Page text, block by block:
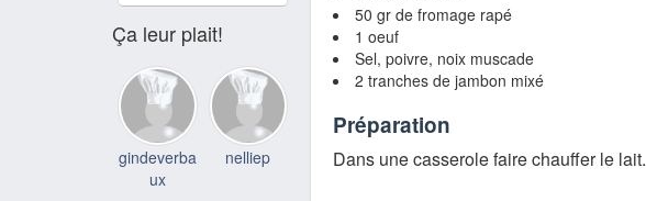
50 gr de fromage rapé
1 oeuf
Sel, poivre, noix muscade
2 tranches de jambon mixé
Préparation
Dans une casserole faire chauffer le lait.
Ça leur plait!
gindeverba
ux
nelliep